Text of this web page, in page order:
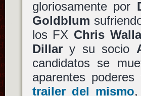
gloriosamente por
Goldblum
los FX Chris
Dillary su socio
candidatos se
aparentes
trailer del mismo